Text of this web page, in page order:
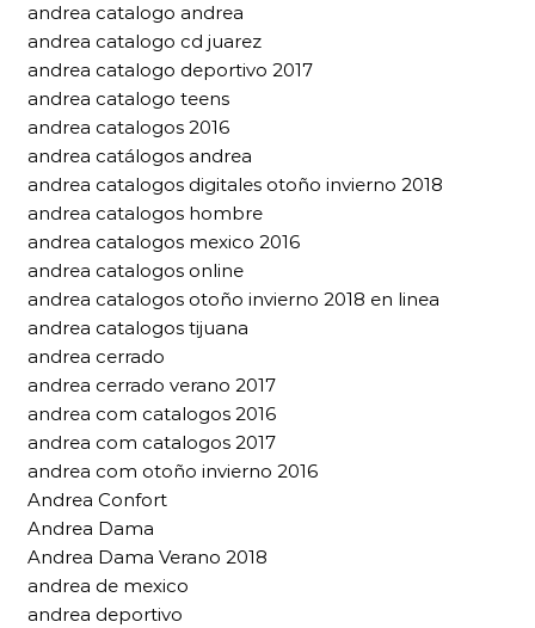
andrea catalogo andrea
andrea catalogo cd juarez
andrea catalogo deportivo 2017
andrea catalogo teens
andrea catalogos 2016
andrea catálogos andrea
andrea catalogos digitales otoño invierno 2018
andrea catalogos hombre
andrea catalogos mexico 2016
andrea catalogos online
andrea catalogos otoño invierno 2018 en linea
andrea catalogos tijuana
andrea cerrado
andrea cerrado verano 2017
andrea com catalogos 2016
andrea com catalogos 2017
andrea com otoño invierno 2016
Andrea Confort
Andrea Dama
Andrea Dama Verano 2018
andrea de mexico
andrea deportivo